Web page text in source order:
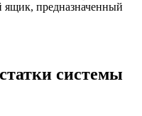
ящик, предназначенный
системы